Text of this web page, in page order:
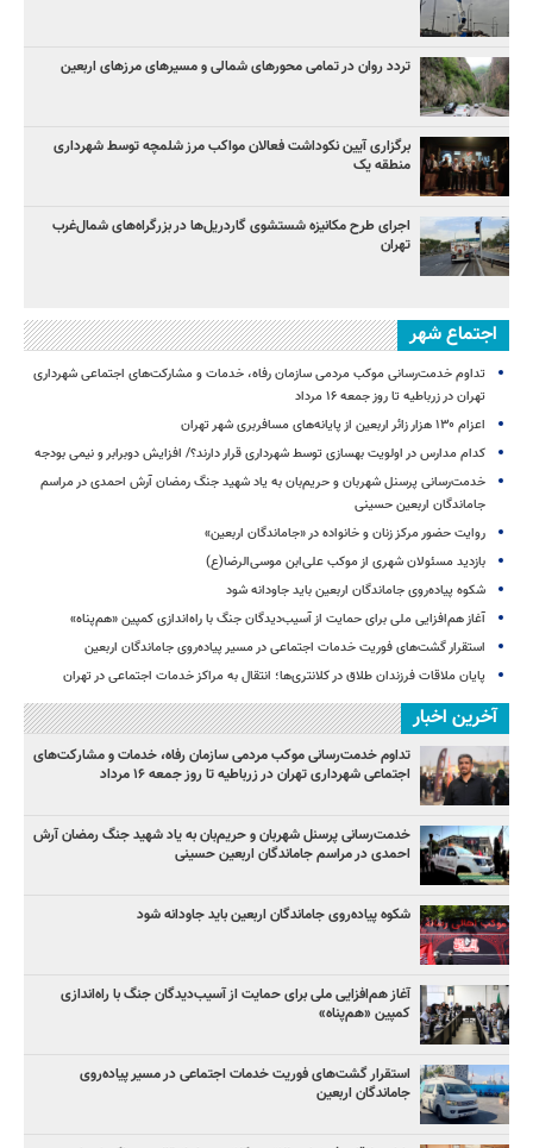
تردد روان در تمامی محورهای شمالی و مسیرهای مرزهای اربعین
برگزاری آیین نکوداشت فعالان مواکب مرز شلمچه توسط شهرداری
منطقه یک
اجرای طرح مکانیزه شستشوی گاردریل‌ها در بزرگراه‌های شمال‌غرب
تهران
اجتماع شهر
تداوم خدمت‌رسانی موکب مردمی سازمان رفاه، خدمات و مشارکت‌های اجتماعی شهرداری
تهران در زرباطیه تا روز جمعه ۱۶ مرداد
اعزام ۱۳۰ هزار زائر اربعین از پایانه‌های مسافربری شهر تهران
کدام مدارس در اولویت بهسازی توسط شهرداری قرار دارند؟/ افزایش دوبرابر و نیمی بودجه
خدمت‌رسانی پرسنل شهربان و حریم‌بان به یاد شهید جنگ رمضان آرش احمدی در مراسم
جاماندگان اربعین حسینی
روایت حضور مرکز زنان و خانواده در «جاماندگان اربعین»
بازدید مسئولان شهری از موکب علی‌ابن موسی‌الرضا(ع)
شکوه پیاده‌روی جاماندگان اربعین باید جاودانه شود
آغاز هم‌افزایی ملی برای حمایت از آسیب‌دیدگان جنگ با راه‌اندازی کمپین «هم‌پناه»
استقرار گشت‌های فوریت خدمات اجتماعی در مسیر پیاده‌روی جاماندگان اربعین
پایان ملاقات فرزندان طلاق در کلانتری‌ها؛ انتقال به مراکز خدمات اجتماعی در تهران
آخرین اخبار
تداوم خدمت‌رسانی موکب مردمی سازمان رفاه، خدمات و مشارکت‌های
اجتماعی شهرداری تهران در زرباطیه تا روز جمعه ۱۶ مرداد
خدمت‌رسانی پرسنل شهربان و حریم‌بان به یاد شهید جنگ رمضان آرش
احمدی در مراسم جاماندگان اربعین حسینی
شکوه پیاده‌روی جاماندگان اربعین باید جاودانه شود
آغاز هم‌افزایی ملی برای حمایت از آسیب‌دیدگان جنگ با راه‌اندازی
کمپین «هم‌پناه»
استقرار گشت‌های فوریت خدمات اجتماعی در مسیر پیاده‌روی
جاماندگان اربعین